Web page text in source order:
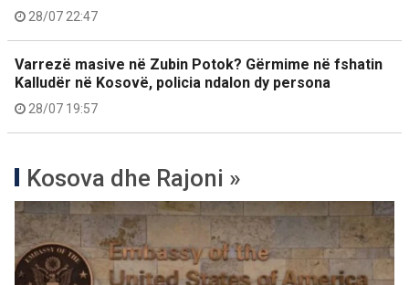
28/07 22:47
Varrezë masive në Zubin Potok? Gërmime në fshatin
Kalludër në Kosovë, policia ndalon dy persona
28/07 19:57
Kosova dhe Rajoni »